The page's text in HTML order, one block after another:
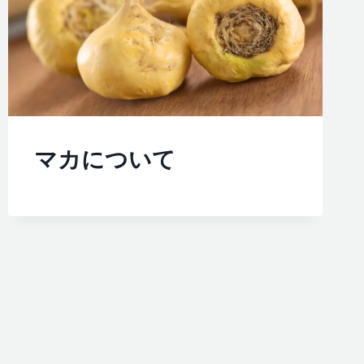
マカについて